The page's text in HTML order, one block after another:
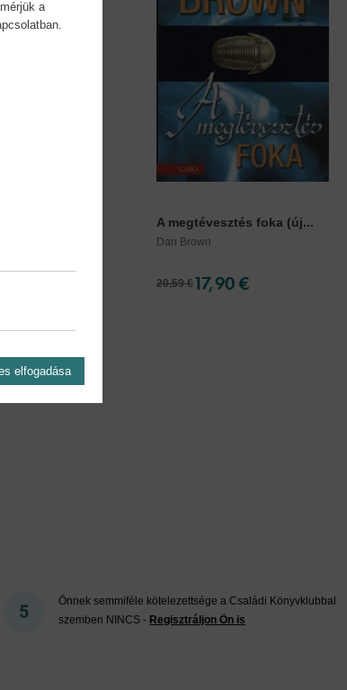
A megtévesztés foka (új...
Dan Brown
20,59 €17,90 €
Önnek semmiféle kötelezettsége a Családi Könyvklubbal
szemben NINCS - Regisztráljon Ön is
a
elfogadása